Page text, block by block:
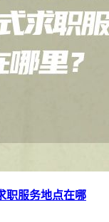
职服务地点在哪